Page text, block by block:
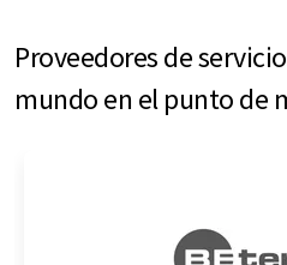
Proveedores de
mundo en el punto de